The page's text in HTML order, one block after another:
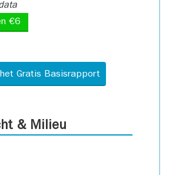
€6
Gratis Basisrapport
& Milieu